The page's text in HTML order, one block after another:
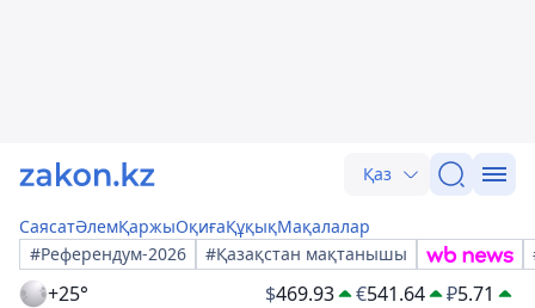
Қаз
СаясатӘлемҚаржыОқиғаҚұқықМақалалар
#Референдум-2026
#Қазақстан мақтанышы
+25° $469.93 €541.64 ₽5.71